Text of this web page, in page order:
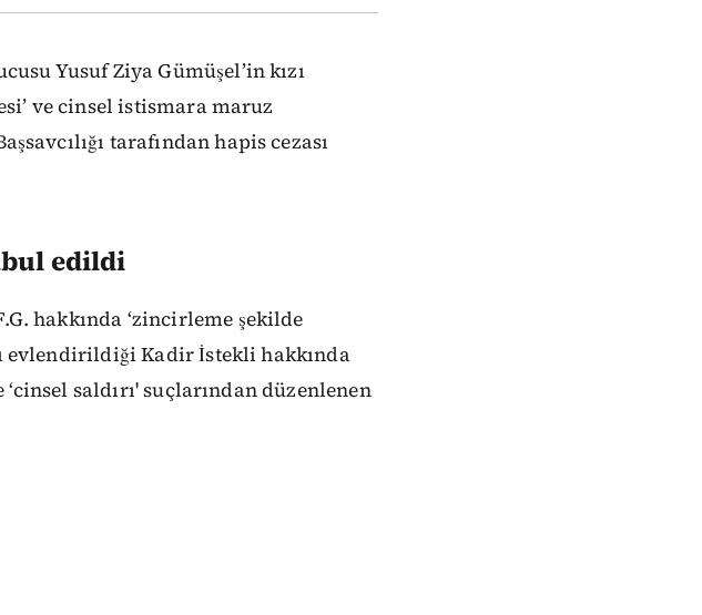
Yusuf Ziya Gümüşel’in kızı
ve cinsel istismara maruz
tarafından hapis cezası
edildi
hakkında ‘zincirleme şekilde
evlendirildiği Kadir İstekli hakkında
saldırı' suçlarından düzenlenen